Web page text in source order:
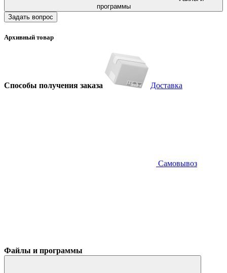
программы
Задать вопрос
Архивный товар
Способы получения заказа Доставка
Самовывоз
Файлы и программы